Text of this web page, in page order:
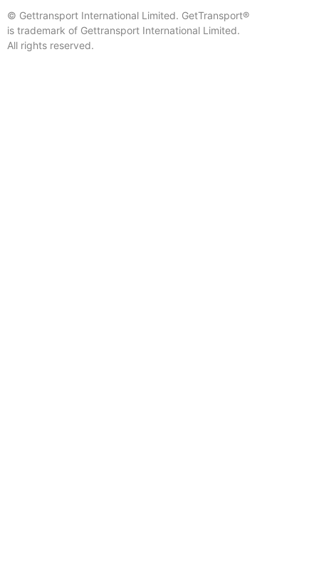
© Gettransport International Limited. GetTransport®
is trademark of Gettransport International Limited.
All rights reserved.